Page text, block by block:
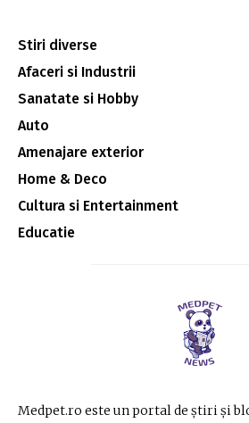
Stiri diverse
Afaceri si Industrii
Sanatate si Hobby
Auto
Amenajare exterior
Home & Deco
Cultura si Entertainment
Educatie
Medpet.ro este un portal de știri și